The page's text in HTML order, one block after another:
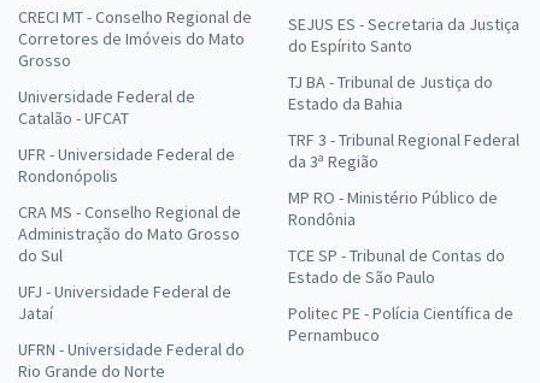
CRECI MT - Conselho Regional de
Corretores de Imóveis do Mato
Grosso
Universidade Federal de
Catalão - UFCAT
UFR - Universidade Federal de
Rondonópolis
CRA MS - Conselho Regional de
Administração do Mato Grosso
do Sul
UFJ - Universidade Federal de
Jataí
UFRN - Universidade Federal do
Rio Grande do Norte
SEJUS ES - Secretaria da Justiça
do Espírito Santo
TJ BA - Tribunal de Justiça do
Estado da Bahia
TRF 3 - Tribunal Regional Federal
da 3ª Região
MP RO - Ministério Público de
Rondônia
TCE SP - Tribunal de Contas do
Estado de São Paulo
Politec PE - Polícia Científica de
Pernambuco